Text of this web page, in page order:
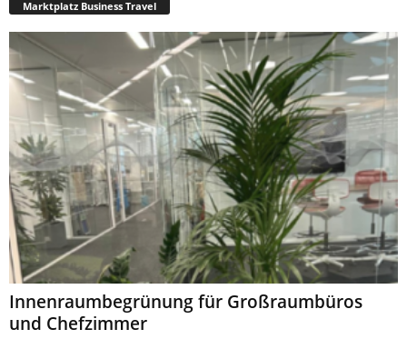
Marktplatz Business Travel
Innenraumbegrünung für Großraumbüros
und Chefzimmer